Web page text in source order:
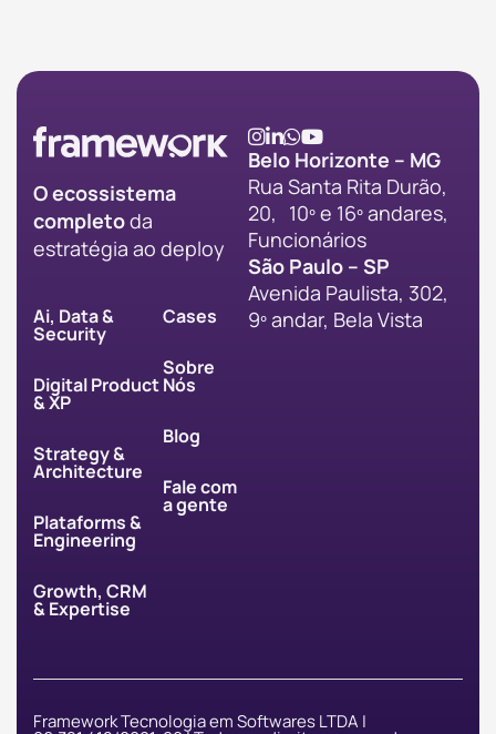
O ecossistema
completoda
estratégia ao deploy
Ai, Data &
Security
Digital Product
& XP
Strategy &
Architecture
Plataforms &
Engineering
Growth, CRM
& Expertise
Cases
Sobre
Nós
Blog
Fale com
a gente
Belo Horizonte – MG
Rua Santa Rita Durão,
20, 10º e 16º andares,
Funcionários
São Paulo – SP
Avenida Paulista, 302,
9º andar, Bela Vista
Framework Tecnologia em Softwares LTDA |